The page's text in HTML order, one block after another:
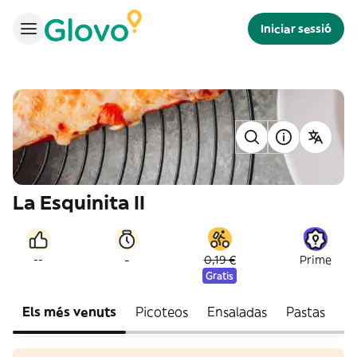
Iniciar sessió
La Esquinita II
-- - 0,19 €
Gratis
Prime
Els més venuts Picoteos Ensaladas Pastas